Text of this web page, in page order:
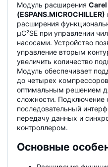
Модуль расширения
(ESPANS.MICROCHILLER)
расширения
μC²SE при управлении
насосами. Устройство
управление вторым
увеличить количество
Модуль обеспечивает
до четырех
оптимальным решением
сложности. Подключение
последовательный
передачу данных и
контроллером.
Основные